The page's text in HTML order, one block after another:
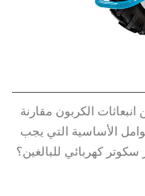
الكربون مقارنة
الأساسية التي يجب
سكوتر كهربائي للبالغين؟